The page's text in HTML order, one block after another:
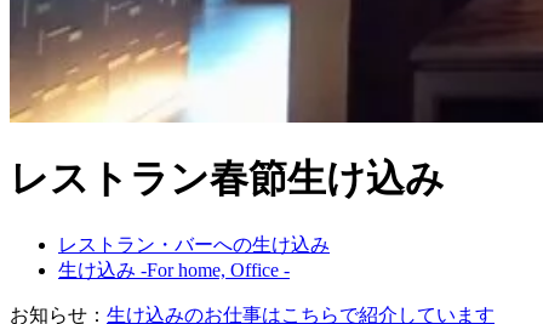
レストラン春節生け込み
レストラン・バーへの生け込み
生け込み -For home, Office -
お知らせ： 生け込みのお仕事はこちらで紹介しています